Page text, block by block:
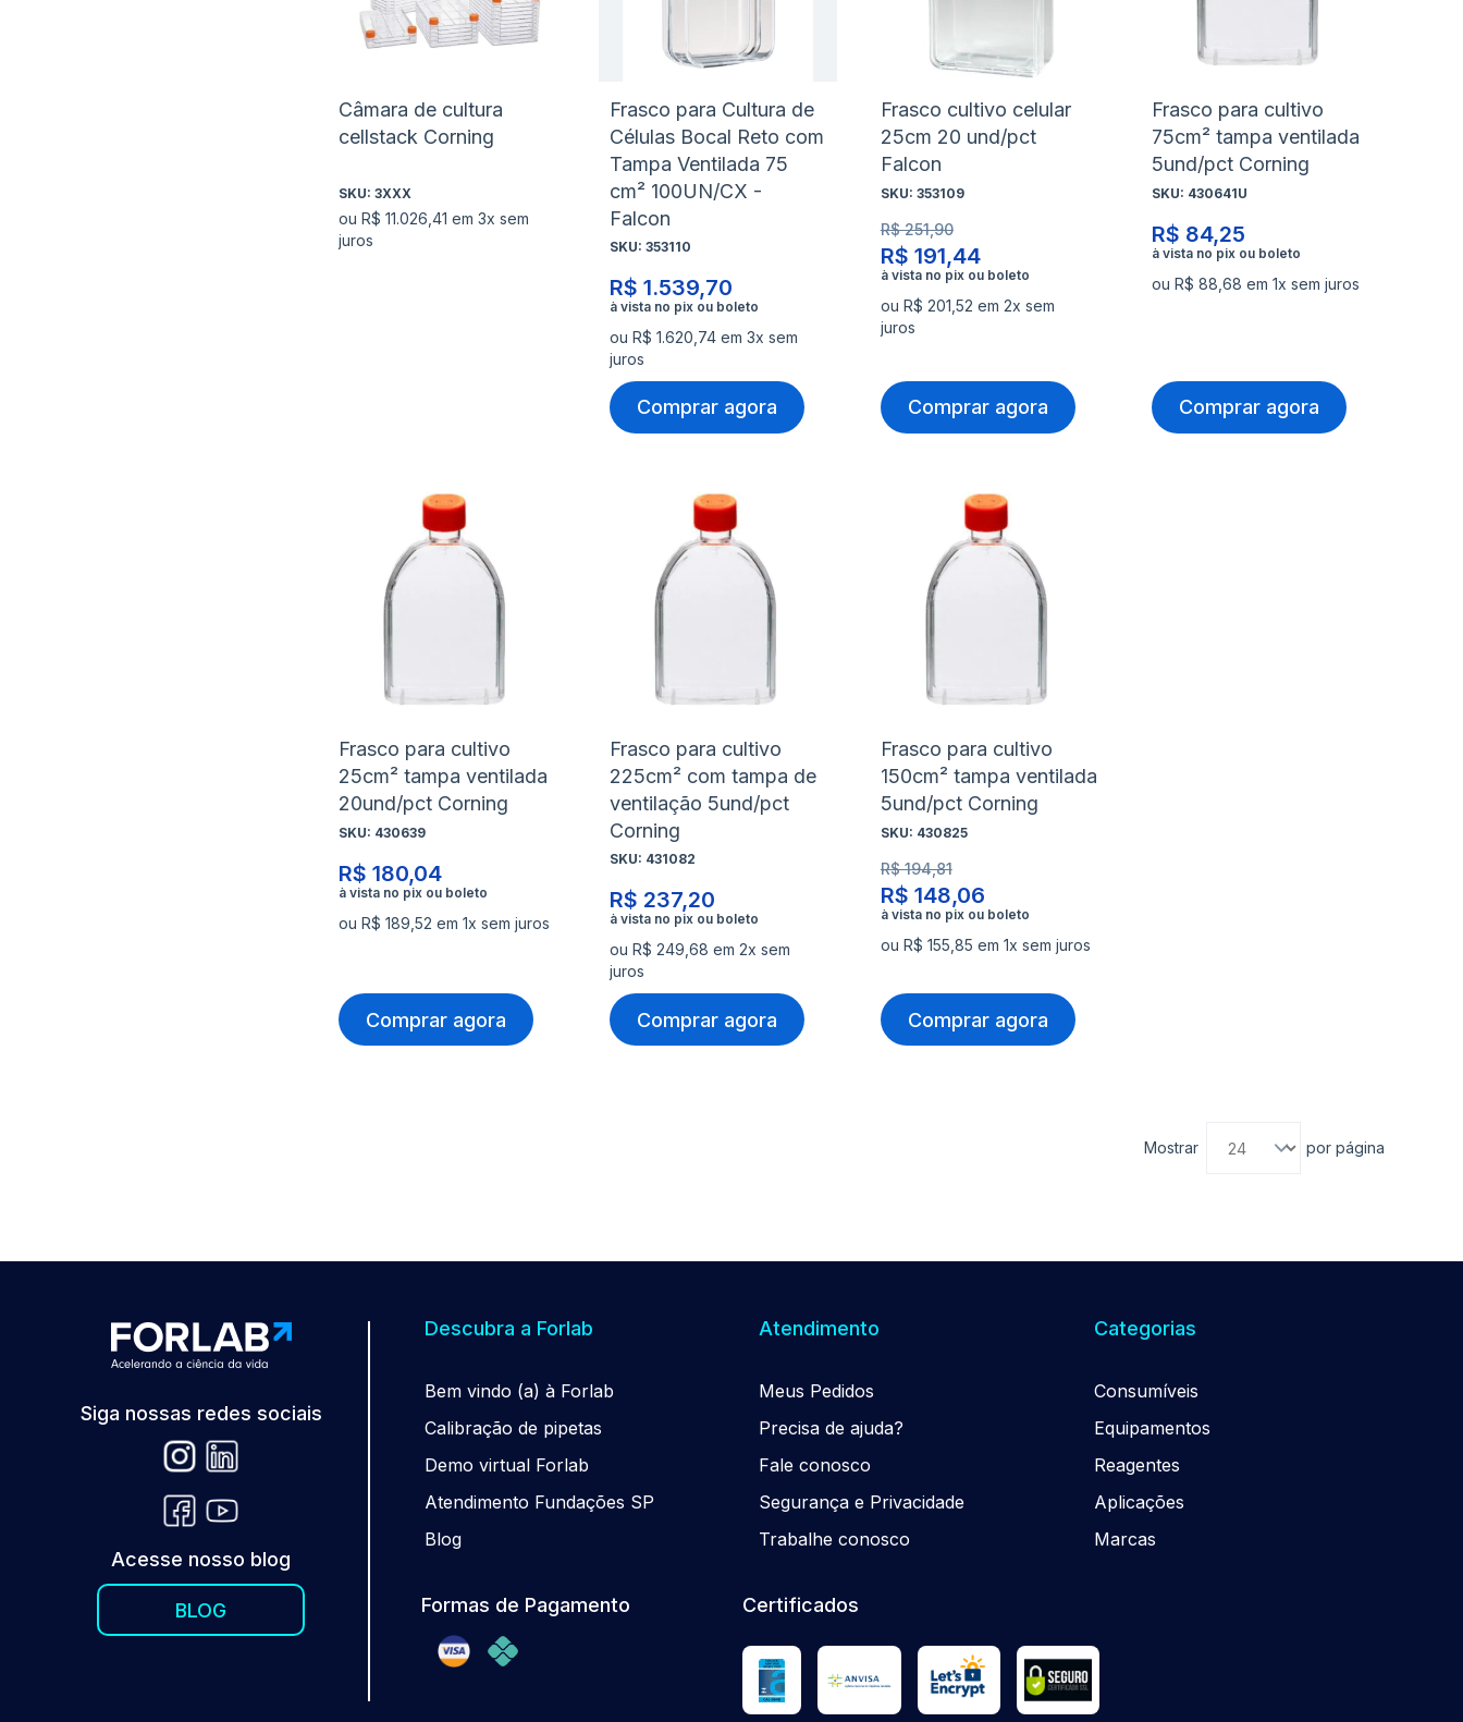
Câmara de cultura
cellstack Corning
SKU: 3XXX
ou R$ 11.026,41 em 3x sem
juros
desejos
Comparar
Frasco para Cultura de
Células Bocal Reto com
Tampa Ventilada 75
cm² 100UN/CX -
Falcon
SKU: 353110
R$ 1.539,70
ou R$ 1.620,74 em 3x sem
juros
Comprar agora
Frasco cultivo celular
25cm 20 und/pct
Falcon
SKU: 353109
R$ 191,44
R$ 251,90
ou R$ 201,52 em 2x sem
juros
Comprar agora
desejos
Comparar
Frasco para cultivo
75cm² tampa ventilada
5und/pct Corning
SKU: 430641U
R$ 84,25
ou R$ 88,68 em 1x sem juros
Comprar agora
Frasco para cultivo
25cm² tampa ventilada
20und/pct Corning
SKU: 430639
R$ 180,04
ou R$ 189,52 em 1x sem juros
Comprar agora
Adicionar
lista
desejos
Adicionar
para
Comparar
Frasco para cultivo
225cm² com tampa de
ventilação 5und/pct
Corning
SKU: 431082
R$ 237,20
ou R$ 249,68 em 2x sem
juros
Comprar agora
Adicionar
lista
desejos
Adicionar
para
Comparar
Frasco para cultivo
150cm² tampa ventilada
5und/pct Corning
SKU: 430825
R$ 148,06
R$ 194,81
ou R$ 155,85 em 1x sem juros
Comprar agora
Mostrar por página
Siga nossas redes sociais
Acesse nosso blog
BLOG
Descubra a Forlab
Bem vindo (a) à Forlab
Calibração de pipetas
Demo virtual Forlab
Atendimento Fundações SP
Blog
Atendimento
Meus Pedidos
Precisa de ajuda?
Fale conosco
Segurança e Privacidade
Trabalhe conosco
Categorias
Consumíveis
Equipamentos
Reagentes
Aplicações
Marcas
Formas de Pagamento Certificados